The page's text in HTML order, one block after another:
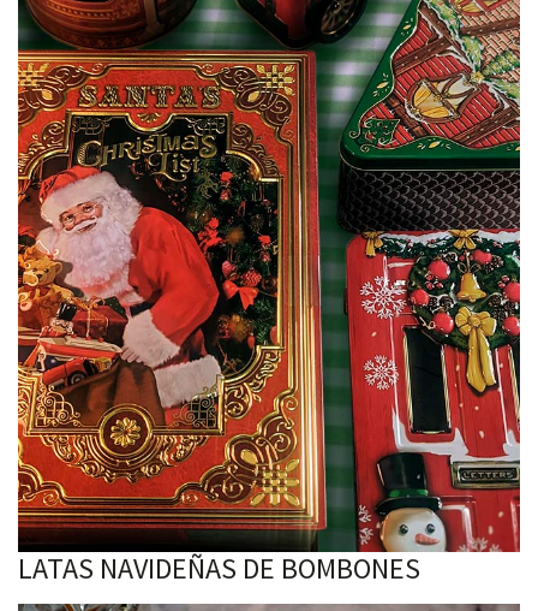
LATAS NAVIDEÑAS DE BOMBONES